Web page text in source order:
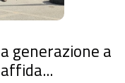
generazione a